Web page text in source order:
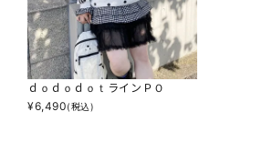
ｄｏｄｏｄｏｔラインＰＯ
¥6,490(税込)